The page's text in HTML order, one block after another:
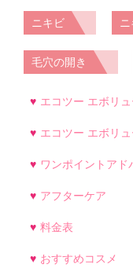
ニキビ
毛穴の開き
エコツー エボリ
エコツー エボリ
ワンポイントアド
アフターケア
料金表
おすすめコスメ